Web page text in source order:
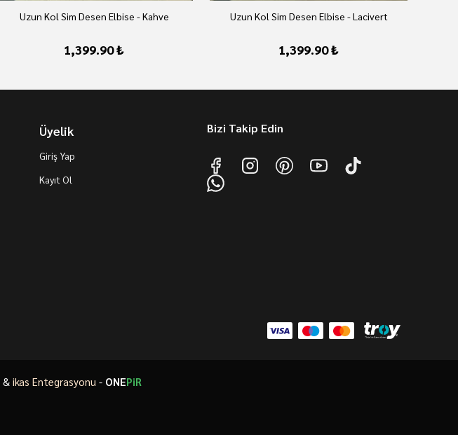
Uzun Kol Sim Desen Elbise - Kahve
1,399.90 ₺
Uzun Kol Sim Desen Elbise - Lacivert
1,399.90 ₺
Üyelik
Giriş Yap
Kayıt Ol
Bizi Takip Edin
& ikas Entegrasyonu - ONEPiR